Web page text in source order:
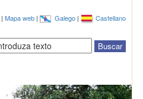
| Mapa web | Galego | Castellano